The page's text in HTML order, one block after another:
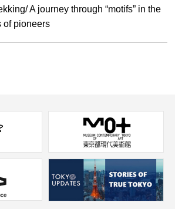
A journey through “motifs” in the
of pioneers